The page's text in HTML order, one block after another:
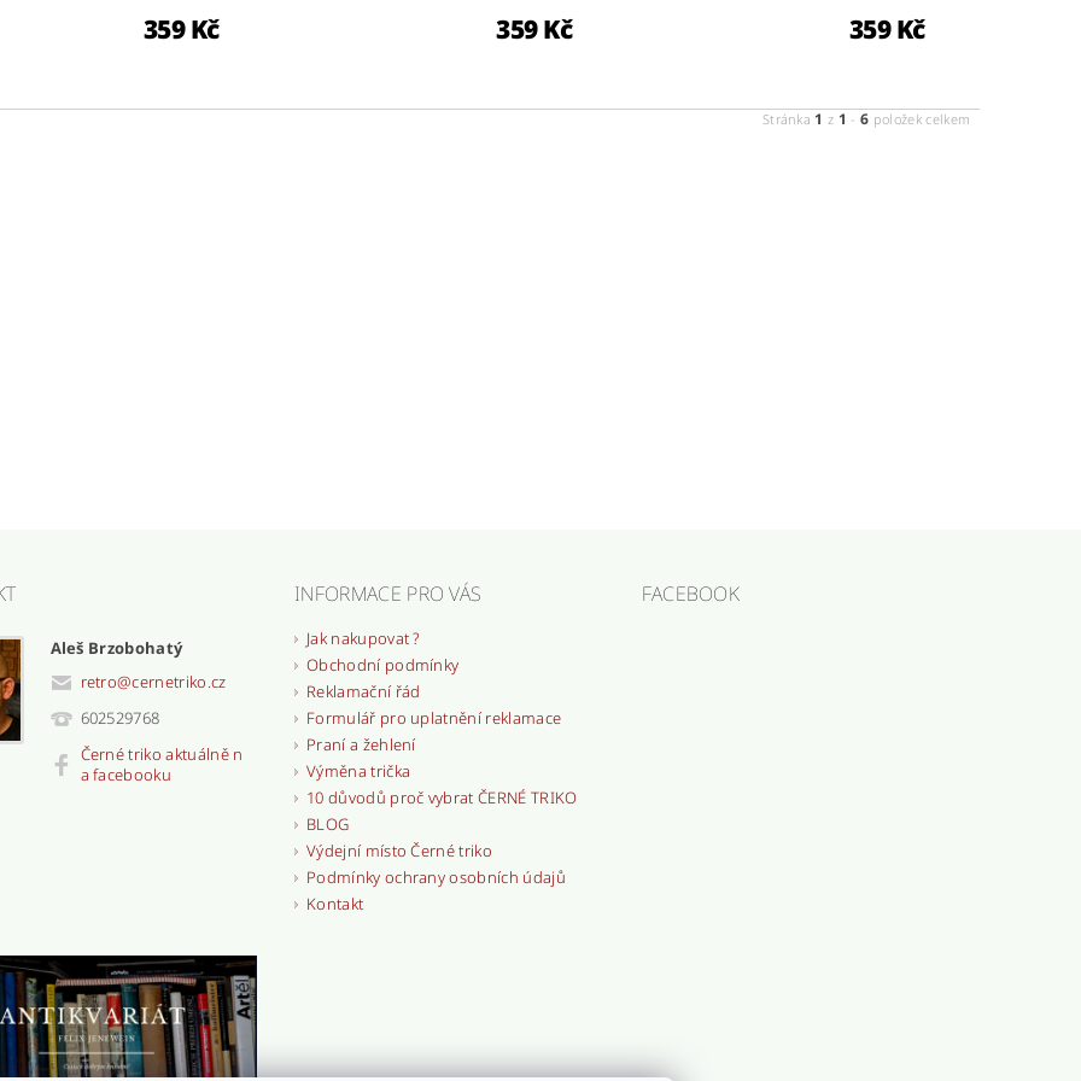
359 Kč 359 Kč 359 Kč
Stránka 1 z 1 -6 položek celkem
Aleš Brzobohatý
retro@cernetriko.cz
602529768
Černé triko aktuálně n
a facebooku
INFORMACE PRO VÁS
Jak nakupovat ?
Obchodní podmínky
Reklamační řád
Formulář pro uplatnění reklamace
Praní a žehlení
Výměna trička
10 důvodů proč vybrat ČERNÉ TRIKO
BLOG
Výdejní místo Černé triko
Podmínky ochrany osobních údajů
Kontakt
FACEBOOK